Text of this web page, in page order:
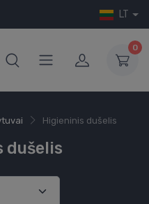
LT
0
Higieninis dušelis
dušelis